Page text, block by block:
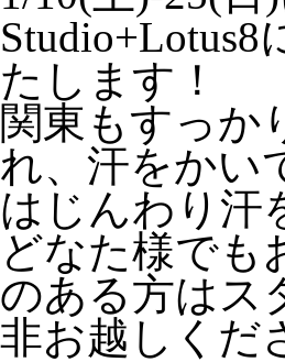
Studio+Lotus8
たします！
関東もすっか
れ、汗をかい
はじんわり汗
どなた様でも
のある方はス
非お越しくだ